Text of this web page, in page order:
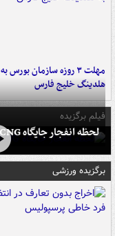
مهلت ۳ روزه سازمان بورس به
هلدینگ خلیج فارس
فیلم برگزیده
لحظه انفجار جایگاه CNG "صحنه" در دوربین مداربسته
برگزیده ورزشی